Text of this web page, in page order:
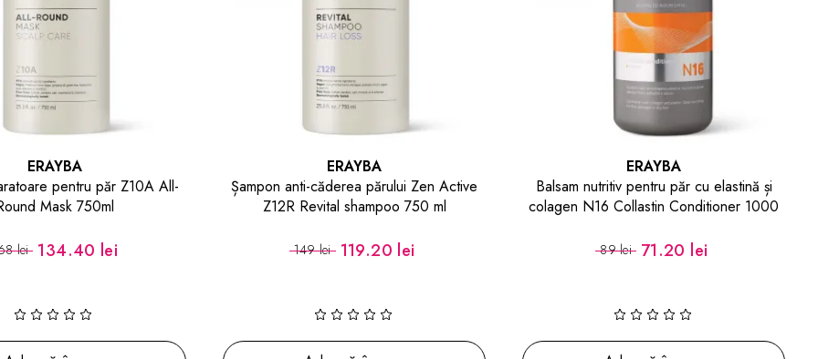
ERAYBA
căderea părului Zen Active
Revital shampoo 750 ml
lei 119.20 lei
ERAYBA
Balsam nutritiv pentru păr cu elastină și
colagen N16 Collastin Conditioner 1000
89 lei 71.20 lei
ERAYBA
Șampon revitalizant pentru scalp și păr
ABH Ayurvedic Shampoo 1000 ml
143 lei 114.40 lei